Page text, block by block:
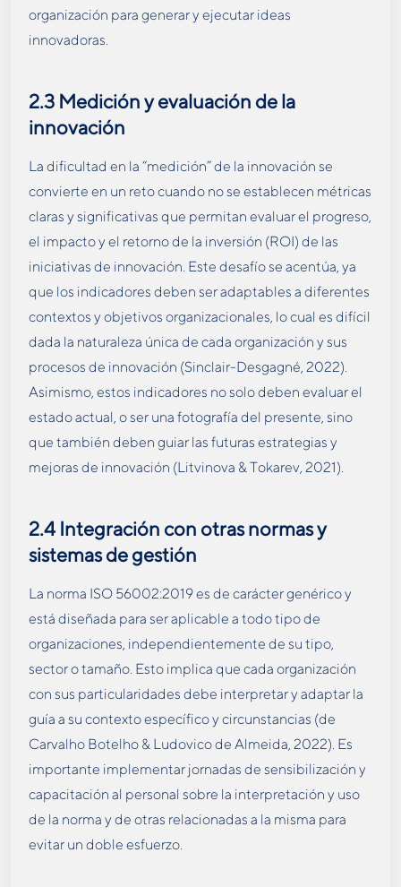
organización para generar y ejecutar ideas
innovadoras.
2.3 Medición y evaluación de la
innovación
La dificultad en la “medición” de la innovación se
convierte en un reto cuando no se establecen métricas
claras y significativas que permitan evaluar el progreso,
el impacto y el retorno de la inversión (ROI) de las
iniciativas de innovación. Este desafío se acentúa, ya
que los indicadores deben ser adaptables a diferentes
contextos y objetivos organizacionales, lo cual es difícil
dada la naturaleza única de cada organización y sus
procesos de innovación (Sinclair-Desgagné, 2022).
Asimismo, estos indicadores no solo deben evaluar el
estado actual, o ser una fotografía del presente, sino
que también deben guiar las futuras estrategias y
mejoras de innovación (Litvinova & Tokarev, 2021).
2.4 Integración con otras normas y
sistemas de gestión
La norma ISO 56002:2019 es de carácter genérico y
está diseñada para ser aplicable a todo tipo de
organizaciones, independientemente de su tipo,
sector o tamaño. Esto implica que cada organización
con sus particularidades debe interpretar y adaptar la
guía a su contexto específico y circunstancias (de
Carvalho Botelho & Ludovico de Almeida, 2022). Es
importante implementar jornadas de sensibilización y
capacitación al personal sobre la interpretación y uso
de la norma y de otras relacionadas a la misma para
evitar un doble esfuerzo.